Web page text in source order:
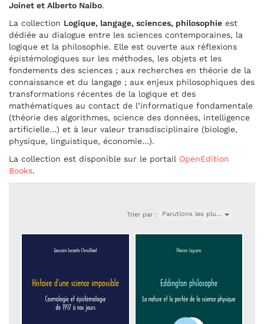
Joinet et Alberto Naibo.
La collection Logique, langage, sciences, philosophie est
dédiée au dialogue entre les sciences contemporaines, la
logique et la philosophie. Elle est ouverte aux réflexions
épistémologiques sur les méthodes, les objets et les
fondements des sciences ; aux recherches en théorie de la
connaissance et du langage ; aux enjeux philosophiques des
transformations récentes de la logique et des
mathématiques au contact de l’informatique fondamentale
(théorie des algorithmes, science des données, intelligence
artificielle…) et à leur valeur transdisciplinaire (biologie,
physique, linguistique, économie…).
La collection est disponible sur le portail OpenEdition
Books.
Trier par : Parutions les plu…